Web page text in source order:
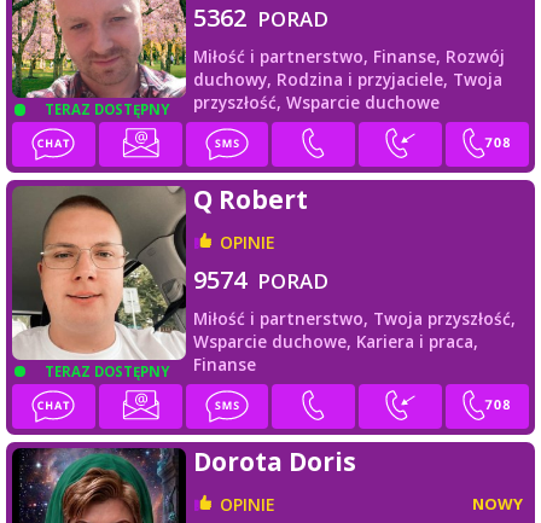
TERAZ DOSTĘPNY
5362 PORAD
Miłość i partnerstwo, Finanse, Rozwój
duchowy, Rodzina i przyjaciele, Twoja
przyszłość, Wsparcie duchowe
TERAZ DOSTĘPNY
Q Robert
OPINIE
9574 PORAD
Miłość i partnerstwo, Twoja przyszłość,
Wsparcie duchowe, Kariera i praca,
Finanse
Dorota Doris
OPINIE NOWY